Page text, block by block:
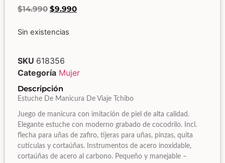
$14.990 $9.990
Sin existencias
SKU 618356
Categoría Mujer
Descripción
Estuche De Manicura De Viaje Tchibo
Juego de manicura con imitación de piel de alta calidad.
Elegante estuche con moderno grabado de cocodrilo. Incl.
flecha para uñas de zafiro, tijeras para uñas, pinzas, quita
cutículas y cortaúñas. Instrumentos de acero inoxidable,
cortaúñas de acero al carbono. Pequeño y manejable –